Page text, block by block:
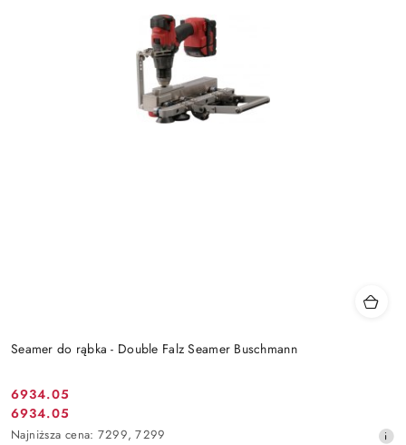
Seamer do rąbka - Double Falz Seamer Buschmann
Cena
promocyjna:
6934.05
Cena
6934.05
Najniższa
Najniższa cena: 7299, 7299